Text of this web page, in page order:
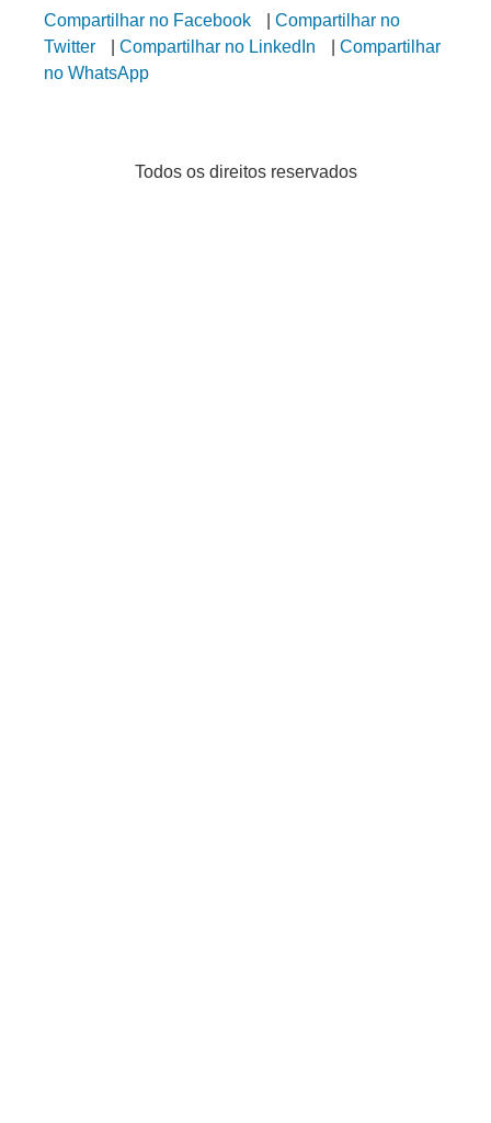
Compartilhar no Facebook | Compartilhar no
Twitter
| Compartilhar no LinkedIn | Compartilhar
no WhatsApp
Todos os direitos reservados